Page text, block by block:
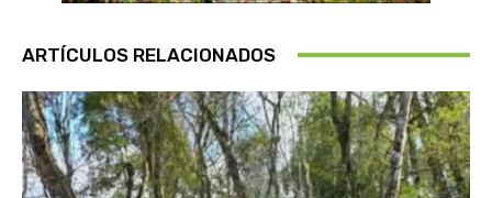
ARTÍCULOS RELACIONADOS